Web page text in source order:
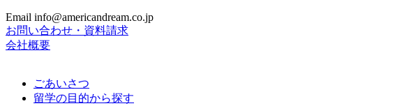
Email info@americandream.co.jp
お問い合わせ・資料請求
会社概要
ごあいさつ
留学の目的から探す